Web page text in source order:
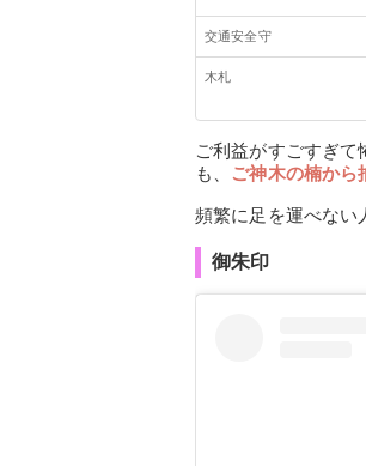
交通安全守
木札
ご利益がすごすぎ
も、 ご神木の楠から
頻繁に足を運べない
御朱印